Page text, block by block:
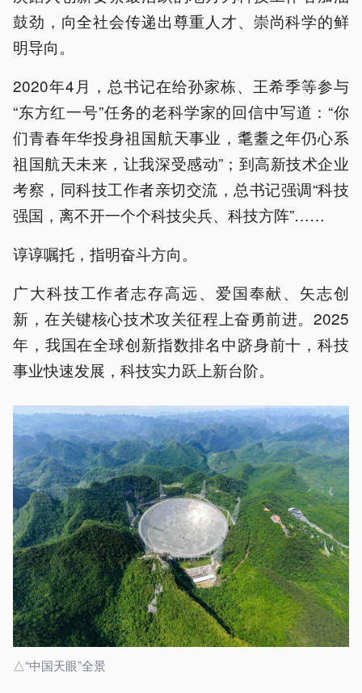
鼓劲，向全社会传递出尊重人才、崇尚科学的鲜
明导向。
2020年4月，总书记在给孙家栋、王希季等参与
“东方红一号”任务的老科学家的回信中写道：“你
们青春年华投身祖国航天事业，耄耋之年仍心系
祖国航天未来，让我深受感动”；到高新技术企业
考察，同科技工作者亲切交流，总书记强调“科技
强国，离不开一个个科技尖兵、科技方阵”……
谆谆嘱托，指明奋斗方向。
广大科技工作者志存高远、爱国奉献、矢志创
新，在关键核心技术攻关征程上奋勇前进。2025
年，我国在全球创新指数排名中跻身前十，科技
事业快速发展，科技实力跃上新台阶。
△“中国天眼”全景